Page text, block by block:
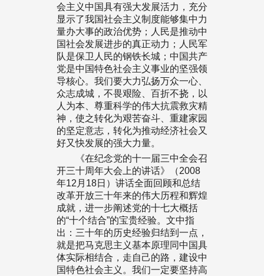
会主义中国具有强大发展活力，充分
显示了我国社会主义制度能够集中力
量办大事的政治优势；人民是推动中
国社会发展进步的真正动力；人民军
队是保卫人民的钢铁长城；中国共产
党是中国特色社会主义事业的坚强领
导核心。我们要大力弘扬万众一心、
众志成城，不畏艰险、百折不挠，以
人为本、尊重科学的伟大抗震救灾精
神，使之转化为艰苦奋斗、重建家园
的坚定意志，转化为推动经济社会又
好又快发展的强大力量。
《在纪念党的十一届三中全会召
开三十周年大会上的讲话》（2008
年12月18日）讲话全面回顾和总结
改革开放三十年来的伟大历程和辉煌
成就，进一步阐述党的十七大概括
的“十个结合”的宝贵经验。文中指
出：三十年的历史经验归结到一点，
就是把马克思主义基本原理同中国具
体实际相结合，走自己的路，建设中
国特色社会主义。我们一定要坚持高